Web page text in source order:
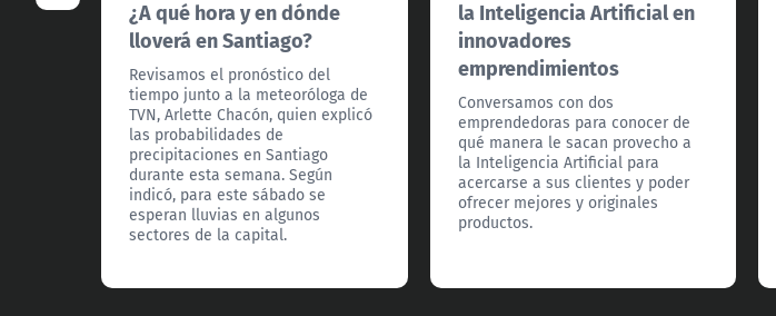
¿A qué hora y en dónde
lloverá en Santiago?
Revisamos el pronóstico del
tiempo junto a la meteoróloga de
TVN, Arlette Chacón, quien explicó
las probabilidades de
precipitaciones en Santiago
durante esta semana. Según
indicó, para este sábado se
esperan lluvias en algunos
sectores de la capital.
la Inteligencia Artificial en
innovadores
emprendimientos
Conversamos con dos
emprendedoras para conocer de
qué manera le sacan provecho a
la Inteligencia Artificial para
acercarse a sus clientes y poder
ofrecer mejores y originales
productos.